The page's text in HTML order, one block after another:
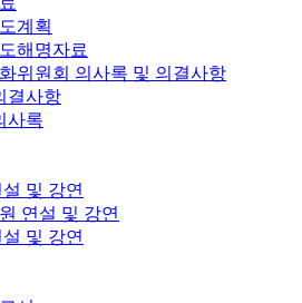
계획
해명자료
위원회 의사록 및 의결사항
결사항
사록
및 강연
연설 및 강연
및 강연